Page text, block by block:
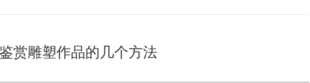
鉴赏雕塑作品的几个方法